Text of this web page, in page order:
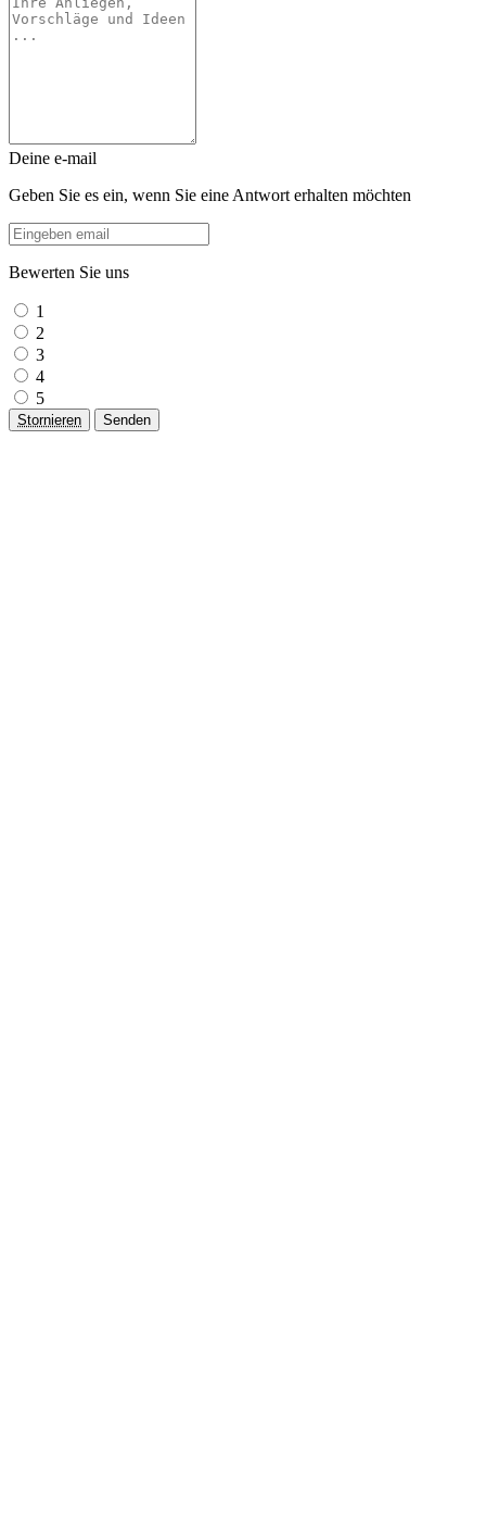
Deine e-mail
Geben Sie es ein, wenn Sie eine Antwort erhalten möchten
Bewerten Sie uns
1
2
3
4
5
Stornieren Senden